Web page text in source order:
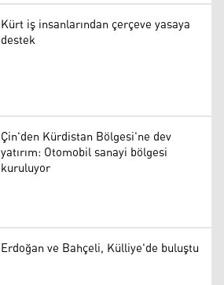
Kürt iş insanlarından çerçeve yasaya
destek
Çin'den Kürdistan Bölgesi'ne dev
yatırım: Otomobil sanayi bölgesi
kuruluyor
Erdoğan ve Bahçeli, Külliye'de buluştu